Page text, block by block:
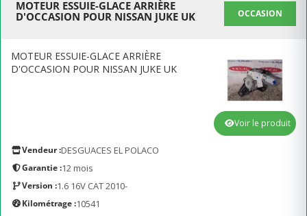
MOTEUR ESSUIE-GLACE ARRIÈRE
D'OCCASION POUR NISSAN JUKE UK
OCCASION
MOTEUR ESSUIE-GLACE ARRIÈRE
D'OCCASION POUR NISSAN JUKE UK
Vendeur :DESGUACES EL POLACO
Garantie :12 mois
Version :1.6 16V CAT 2010-
Kilométrage :10541
Voir le produit